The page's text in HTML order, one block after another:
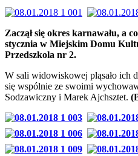
Zaczął się okres karnawału, a
stycznia w Miejskim Domu
Przedszkola nr 2.
W sali widowiskowej pląsało ich
się wspólnie ze swoimi
Sodzawiczny i Marek Ajchsztet.